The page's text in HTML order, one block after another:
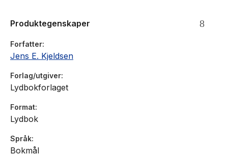
Produktegenskaper
Forfatter
Jens E. Kjeldsen
Forlag/utgiver
Lydbokforlaget
Format
Lydbok
Språk
Bokmål